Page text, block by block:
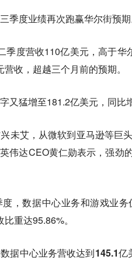
季度业绩再次跑赢华尔街预期
季度营收110亿美元，高于华
收，超越三个月前的预期。
又猛增至181.2亿美元，同比
未艾，从微软到亚马逊等巨
伟达CEO黄仁勋表示，强劲
，数据中心业务和游戏业
重达95.86%。
据中心业务营收达到145.1